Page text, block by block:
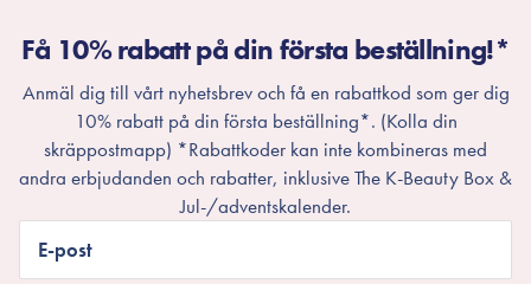
Få 10% rabatt på din första beställning!*
Anmäl dig till vårt nyhetsbrev och få en rabattkod som ger dig
10% rabatt på din första beställning*. (Kolla din
skräppostmapp) *Rabattkoder kan inte kombineras med
andra erbjudanden och rabatter, inklusive The K-Beauty Box &
Jul-/adventskalender.
E-post